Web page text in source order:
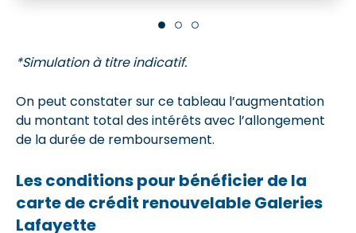
*Simulation à titre indicatif.
On peut constater sur ce tableau l’augmentation
du montant total des intérêts avec l’allongement
de la durée de remboursement.
Les conditions pour bénéficier de la
carte de crédit renouvelable Galeries
Lafayette